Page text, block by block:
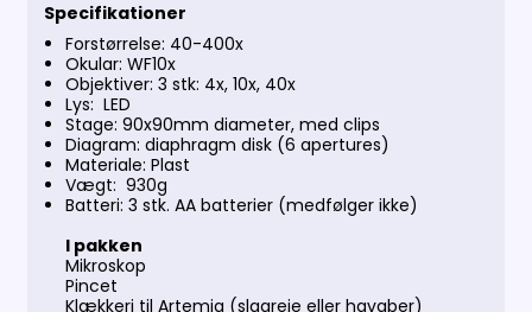
Specifikationer
Forstørrelse: 40-400x
Okular: WF10x
Objektiver: 3 stk: 4x, 10x, 40x
Lys: LED
Stage: 90x90mm diameter, med clips
Diagram: diaphragm disk (6 apertures)
Materiale: Plast
Vægt: 930g
Batteri: 3 stk. AA batterier (medfølger ikke)
I pakken
Mikroskop
Pincet
Klækkeri til Artemia (slagreje eller havaber)